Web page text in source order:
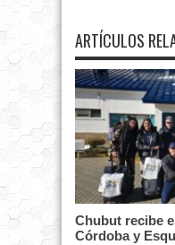
ARTÍCULOS
Chubut recibe
Córdoba y